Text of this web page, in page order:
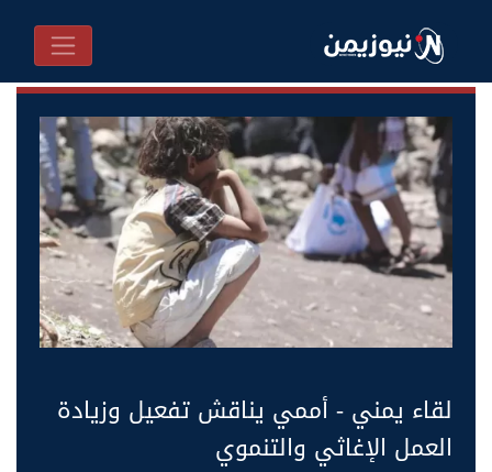
لقاء يمني - أممي يناقش تفعيل وزيادة
العمل الإغاثي والتنموي